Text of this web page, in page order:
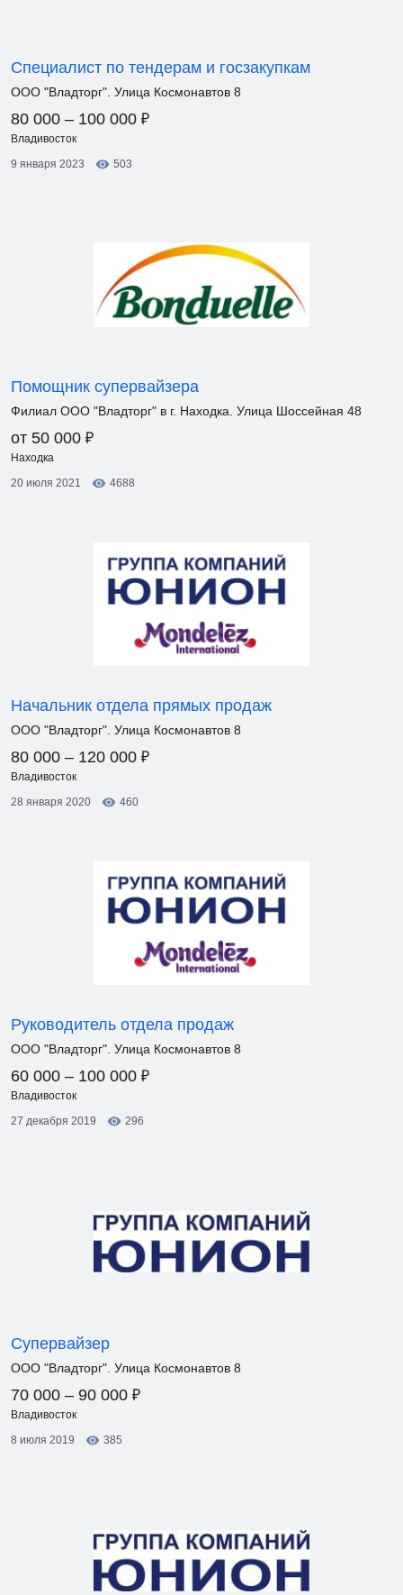
Специалист по тендерам и госзакупкам
ООО "Владторг". Улица Космонавтов 8
80 000 – 100 000 ₽
Владивосток
9 января 2023
503
Помощник супервайзера
Филиал ООО "Владторг" в г. Находка. Улица Шоссейная 48
от 50 000 ₽
Находка
20 июля 2021
4688
Начальник отдела прямых продаж
ООО "Владторг". Улица Космонавтов 8
80 000 – 120 000 ₽
Владивосток
28 января 2020
460
Руководитель отдела продаж
ООО "Владторг". Улица Космонавтов 8
60 000 – 100 000 ₽
Владивосток
27 декабря 2019
296
Супервайзер
ООО "Владторг". Улица Космонавтов 8
70 000 – 90 000 ₽
Владивосток
8 июля 2019
385